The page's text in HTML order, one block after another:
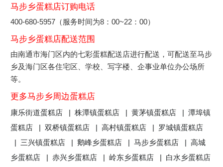
马步乡蛋糕店订购电话
400-680-5957（服务时间为8：00~22：00）
马步乡蛋糕店配送范围
由南通市海门区内的七彩蛋糕配送店进行配送，可配送至马步
乡及海门区各住宅区、学校、写字楼、企事业单位办公场所
等。
更多马步乡周边蛋糕店
康乐街道蛋糕店 |株潭镇蛋糕店 |黄茅镇蛋糕店 |潭埠镇
蛋糕店 |双桥镇蛋糕店 |高村镇蛋糕店 | 罗城镇蛋糕店
| 三兴镇蛋糕店 |鹅峰乡蛋糕店 |马步乡蛋糕店 |高城
乡蛋糕店 |赤兴乡蛋糕店 |岭东乡蛋糕店 | 白水乡蛋糕店